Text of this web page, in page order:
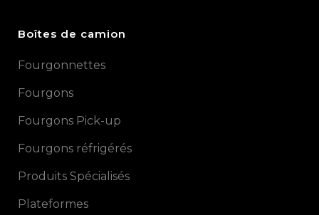
Boîtes de camion
Fourgonnettes
Fourgons
Fourgons Pick-up
Fourgons réfrigérés
Produits Spécialisés
Plateformes